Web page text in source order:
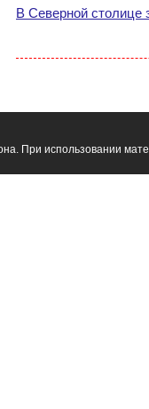
В Северной столице
При использовании